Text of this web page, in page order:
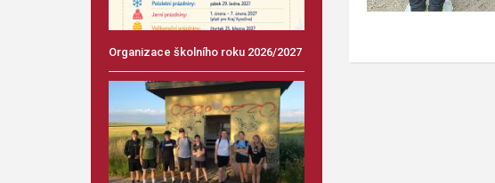
Organizace školního roku 2026/2027